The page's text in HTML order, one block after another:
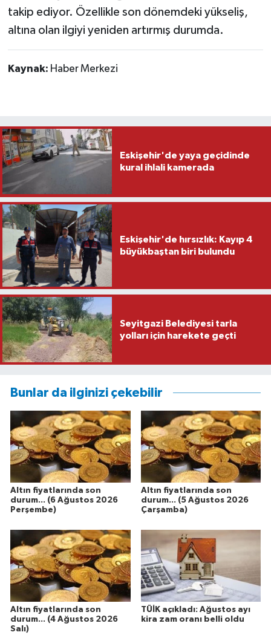
takip ediyor. Özellikle son dönemdeki yükseliş,
altına olan ilgiyi yeniden artırmış durumda.
Kaynak: Haber Merkezi
Eskişehir'de yaya geçidinde
kural ihlali kamerada
Eskişehir'de hırsızlık: Kayıp 4
büyükbaştan biri bulundu
Seyitgazi Belediyesi tarla
yolları için harekete geçti
Bunlar da ilginizi çekebilir
Altın fiyatlarında son
durum... (6 Ağustos 2026
Perşembe)
Altın fiyatlarında son
durum... (5 Ağustos 2026
Çarşamba)
Altın fiyatlarında son
durum... (4 Ağustos 2026
Salı)
TÜİK açıkladı: Ağustos ayı
kira zam oranı belli oldu